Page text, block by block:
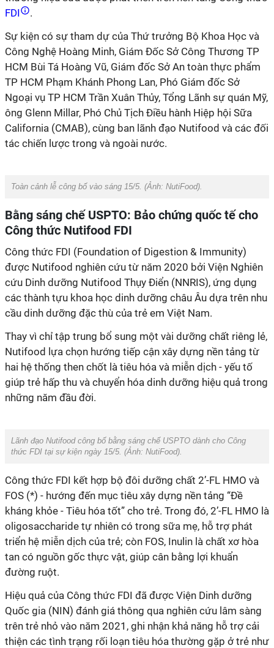
FDI
.
Sự kiện có sự tham dự của Thứ trưởng Bộ Khoa Học và
Công Nghệ Hoàng Minh, Giám Đốc Sở Công Thương TP
HCM Bùi Tá Hoàng Vũ, Giám đốc Sở An toàn thực phẩm
TP HCM Phạm Khánh Phong Lan, Phó Giám đốc Sở
Ngoại vụ TP HCM Trần Xuân Thủy, Tổng Lãnh sự quán Mỹ,
ông Glenn Millar, Phó Chủ Tịch Điều hành Hiệp hội Sữa
California (CMAB), cùng ban lãnh đạo Nutifood và các đối
‎‏Toàn cảnh lễ công bố vào sáng 15/5. (Ảnh: NutiFood).
Bằng sáng chế USPTO: Bảo chứng quốc tế cho
được Nutifood nghiên cứu từ năm 2020 bởi Viện Nghiên
cứu Dinh dưỡng Nutifood Thụy Điển (NNRIS), ứng dụng
các thành tựu khoa học dinh dưỡng châu Âu dựa trên nhu
Nutifood lựa chọn hướng tiếp cận xây dựng nền tảng từ
hai hệ thống then chốt là tiêu hóa và miễn dịch - yếu tố
giúp trẻ hấp thu và chuyển hóa dinh dưỡng hiệu quả trong
thức FDI tại sự kiện ngày 15/5. (Ảnh: NutiFood).
Công thức FDI kết hợp bộ đôi dưỡng chất 2’-FL HMO và
FOS (*) - hướng đến mục tiêu xây dựng nền tảng “Đề
kháng khỏe - Tiêu hóa tốt” cho trẻ. Trong đó, 2’-FL HMO là
oligosaccharide tự nhiên có trong sữa mẹ, hỗ trợ phát
triển hệ miễn dịch của trẻ; còn FOS, Inulin là chất xơ hòa
tan có nguồn gốc thực vật, giúp cân bằng lợi khuẩn
Quốc gia (NIN) đánh giá thông qua nghiên cứu lâm sàng
trên trẻ nhỏ vào năm 2021, ghi nhận khả năng hỗ trợ cải
thiện các tình trạng rối loạn tiêu hóa thường gặp ở trẻ như